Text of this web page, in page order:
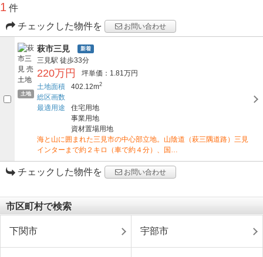
1 件
チェックした物件を
お問い合わせ
土地
萩市三見 新着
三見駅 徒歩33分
220万円
坪単価：1.81万円
土地面積
402.12m2
総区画数
最適用途
住宅用地
事業用地
資材置場用地
海と山に囲まれた三見市の中心部立地。山陰道（萩三隅道路）三見
インターまで約２キロ（車で約４分）、国…
チェックした物件を お問い合わせ
市区町村で検索
下関市 宇部市